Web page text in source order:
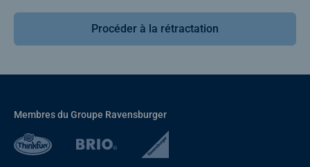
Procéder à la rétractation
Membres du Groupe Ravensburger